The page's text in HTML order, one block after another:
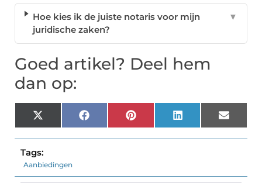
Hoe kies ik de juiste notaris voor mijn
juridische zaken?
▼
Goed artikel? Deel hem
dan op:
X
(Twitter)
FacebookPinterest LinkedIn Email
Tags:
Aanbiedingen